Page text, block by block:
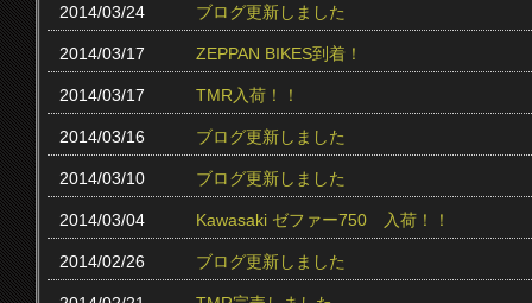
2014/03/24 ブログ更新しました
2014/03/17 ZEPPAN BIKES到着！
2014/03/17 TMR入荷！！
2014/03/16 ブログ更新しました
2014/03/10 ブログ更新しました
2014/03/04 Kawasaki ゼファー750 入荷！！
2014/02/26 ブログ更新しました